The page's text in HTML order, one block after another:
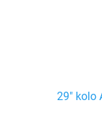
29" kolo